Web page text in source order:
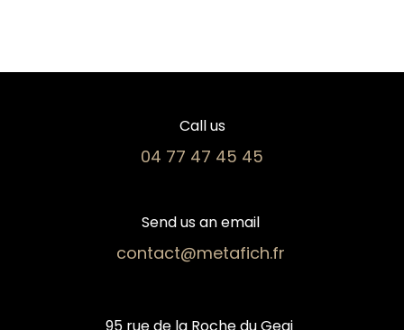
Call us
04 77 47 45 45​
Send us an email
contact@metafich.fr